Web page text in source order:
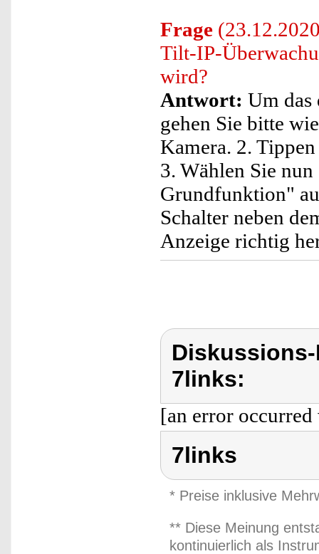
Frage
Tilt-IP-
wird?
Antwort: Um das
gehen Sie bitte
Kamera. 2.
3. Wählen Sie
Grundfunktion"
Schalter neben
Anzeige richtig
7links:
[an error
7links
* Preise inklusive
** Diese Meinung
kontinuierlich als